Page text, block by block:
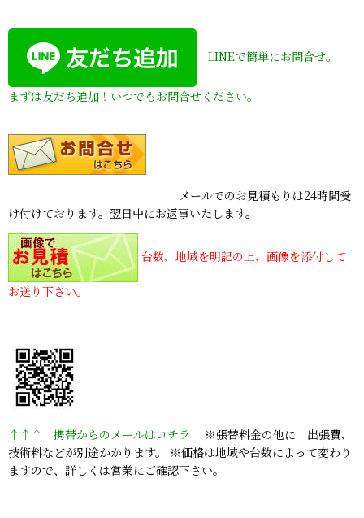
LINEで簡単にお問合せ。
まずは友だち追加！いつでもお問合せください。
メールでのお見積もりは24時間受
け付けております。翌日中にお返事いたします。
台数、地域を明記の上、画像を添付して
お送り下さい。
↑↑↑ 携帯からのメールはコチラ
※張替料金の他に 出張費、
技術料などが別途かかります。 ※価格は地域や台数によって変わり
ますので、詳しくは営業にご確認下さい。